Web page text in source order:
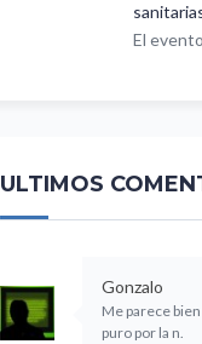
El
ULTIMOS
Gonzalo
Me parece
puro por la n.